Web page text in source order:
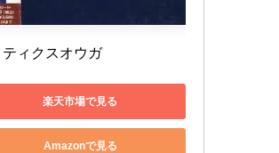
ティクスオウガ
楽天市場で見る
Amazonで見る